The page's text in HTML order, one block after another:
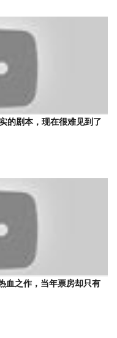
的剧本，现在很难见到了
血之作，当年票房却只有